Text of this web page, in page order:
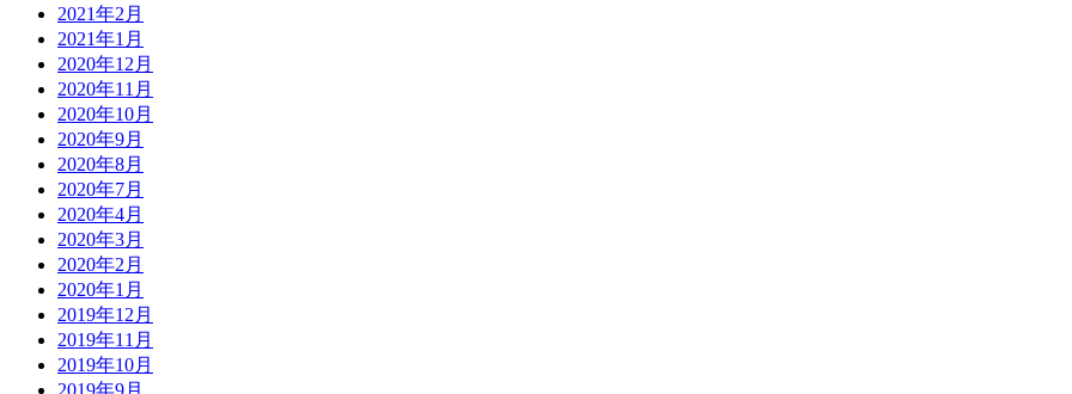
2021年2月
2021年1月
2020年12月
2020年11月
2020年10月
2020年9月
2020年8月
2020年7月
2020年4月
2020年3月
2020年2月
2020年1月
2019年12月
2019年11月
2019年10月
2019年9月